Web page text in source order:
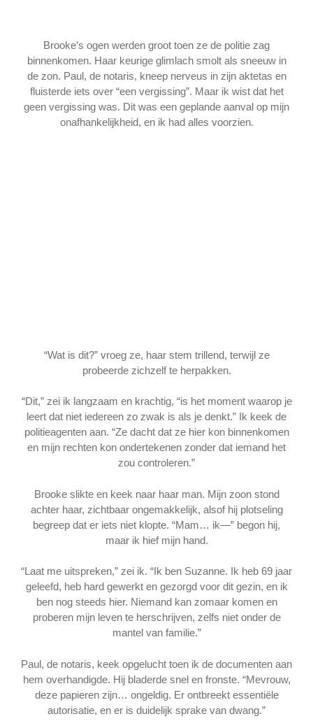
Brooke’s ogen werden groot toen ze de politie zag
binnenkomen. Haar keurige glimlach smolt als sneeuw in
de zon. Paul, de notaris, kneep nerveus in zijn aktetas en
fluisterde iets over “een vergissing”. Maar ik wist dat het
geen vergissing was. Dit was een geplande aanval op mijn
onafhankelijkheid, en ik had alles voorzien.
“Wat is dit?” vroeg ze, haar stem trillend, terwijl ze
probeerde zichzelf te herpakken.
“Dit,” zei ik langzaam en krachtig, “is het moment waarop je
leert dat niet iedereen zo zwak is als je denkt.” Ik keek de
politieagenten aan. “Ze dacht dat ze hier kon binnenkomen
en mijn rechten kon ondertekenen zonder dat iemand het
zou controleren.”
Brooke slikte en keek naar haar man. Mijn zoon stond
achter haar, zichtbaar ongemakkelijk, alsof hij plotseling
begreep dat er iets niet klopte. “Mam… ik—” begon hij,
maar ik hief mijn hand.
“Laat me uitspreken,” zei ik. “Ik ben Suzanne. Ik heb 69 jaar
geleefd, heb hard gewerkt en gezorgd voor dit gezin, en ik
ben nog steeds hier. Niemand kan zomaar komen en
proberen mijn leven te herschrijven, zelfs niet onder de
mantel van familie.”
Paul, de notaris, keek opgelucht toen ik de documenten aan
hem overhandigde. Hij bladerde snel en fronste. “Mevrouw,
deze papieren zijn… ongeldig. Er ontbreekt essentiële
autorisatie, en er is duidelijk sprake van dwang.”